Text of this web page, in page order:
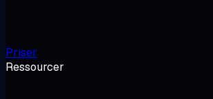
Priser
Ressourcer